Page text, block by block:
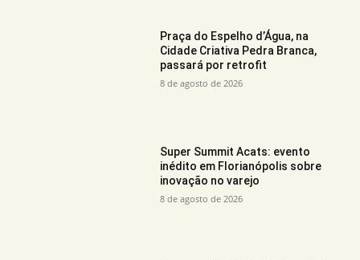
Praça do Espelho d’Água, na
Cidade Criativa Pedra Branca,
passará por retrofit
8 de agosto de 2026
Super Summit Acats: evento
inédito em Florianópolis sobre
inovação no varejo
8 de agosto de 2026